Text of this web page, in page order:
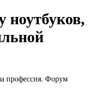
ноутбуков,
профессия. Форум